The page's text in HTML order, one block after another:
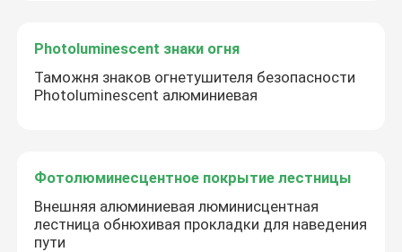
Photoluminescent знаки огня
Таможня знаков огнетушителя безопасности
Photoluminescent алюминиевая
Фотолюминесцентное покрытие лестницы
Внешняя алюминиевая люминисцентная
лестница обнюхивая прокладки для наведения
пути